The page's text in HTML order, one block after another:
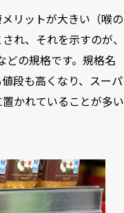
リットが大きい（喉の
れ、それを示すのが、
どの規格です。規格名
段も高くなり、スーパ
かれていることが多い